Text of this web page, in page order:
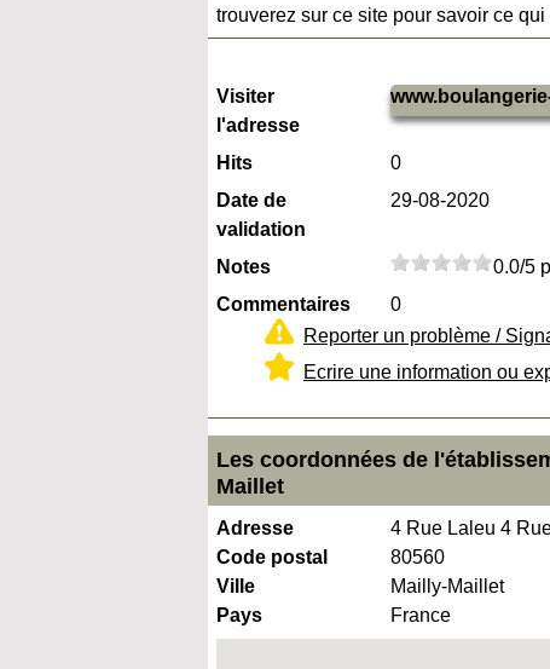
trouverez sur ce site pour savoir ce
Visiter
l'adresse
Hits
0
Date de
validation
29-08-2020
Notes
0.0/5
Commentaires
0
Reporter un problème /
Ecrire une information ou
Les coordonnées de
Maillet
Adresse
4 Rue Laleu 4
Code postal
80560
Ville
Mailly-Maillet
Pays
France